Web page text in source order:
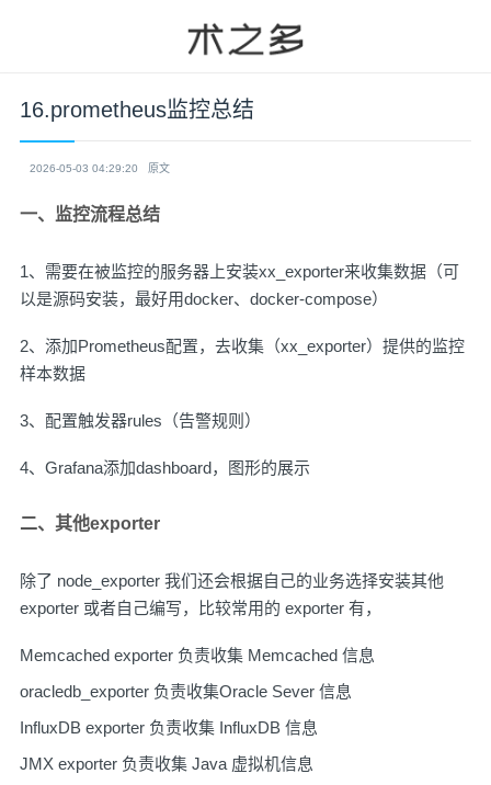
16.prometheus监控总结
2026-05-03 04:29:20 原文
一、监控流程总结
1、需要在被监控的服务器上安装xx_exporter来收集数据（可
以是源码安装，最好用docker、docker-compose）
2、添加Prometheus配置，去收集（xx_exporter）提供的监控
样本数据
3、配置触发器rules（告警规则）
4、Grafana添加dashboard，图形的展示
二、其他exporter
除了 node_exporter 我们还会根据自己的业务选择安装其他
exporter 或者自己编写，比较常用的 exporter 有，
Memcached exporter 负责收集 Memcached 信息
oracledb_exporter 负责收集Oracle Sever 信息
InfluxDB exporter 负责收集 InfluxDB 信息
JMX exporter 负责收集 Java 虚拟机信息